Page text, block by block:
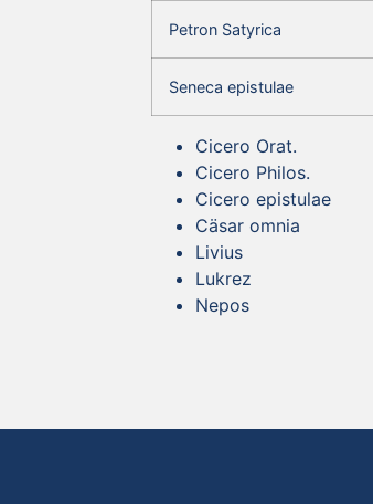
Petron Satyrica
Seneca epistulae
Cicero Orat.
Cicero Philos.
Cicero epistulae
Cäsar omnia
Livius
Lukrez
Nepos